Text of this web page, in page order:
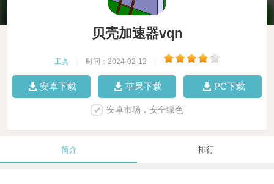
贝壳加速器vqn
工具 时间：2024-02-12
安卓下载 苹果下载 PC下载
安卓市场，安全绿色
简介 排行